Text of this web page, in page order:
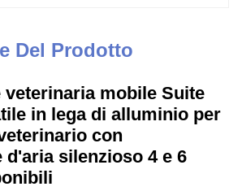
Del Prodotto
veterinaria mobile Suite
in lega di alluminio per
con
silenzioso 4 e 6